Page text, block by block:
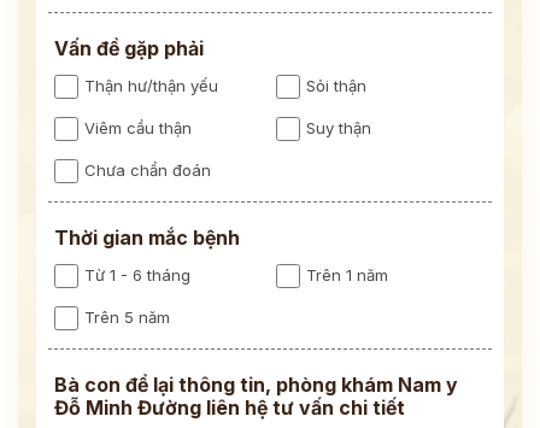
Vấn đề gặp phải
Thận hư/thận yếu Sỏi thận
Viêm cầu thận Suy thận
Chưa chẩn đoán
Thời gian mắc bệnh
Từ 1 - 6 tháng Trên 1 năm
Trên 5 năm
Bà con để lại thông tin, phòng khám Nam y
Đỗ Minh Đường liên hệ tư vấn chi tiết